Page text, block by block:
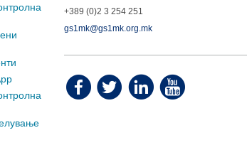
+389 (0)2 3 254 251
gs1mk@gs1mk.org.mk